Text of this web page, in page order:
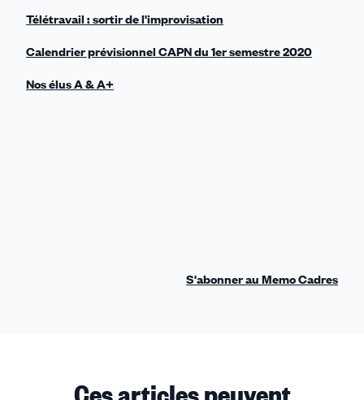
Télétravail : sortir de l'improvisation
Calendrier prévisionnel CAPN du 1er semestre 2020
Nos élus A & A+
S'abonner au Memo Cadres